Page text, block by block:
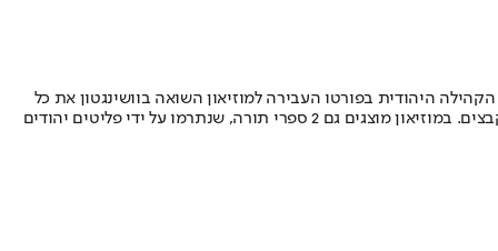
מבנה המוזיאון קיבל תרומה נכבדה ממשפחה בפורטוגל שמוצאה מדרום מזרח אסיה ושהיו קורבנות מחנות ריכוז ביפן בתקופת המלחמה. בשנת 2013 הקהילה היהודית בפורטו העבירה למוזיאון השואה בוושינגטון את כל
המוצגים מהארכיון שהתקבלו מפליטים יהודים מתקופת השואה. הארכיון חזר עתה לעיר פורטו והוא כולל מסמכים רשמיים, עדויות, מכתבים ומאות קבצים. במוזיאון מוצגים גם 2 ספרי תורה, שנתרמו על ידי פליטים יהודים